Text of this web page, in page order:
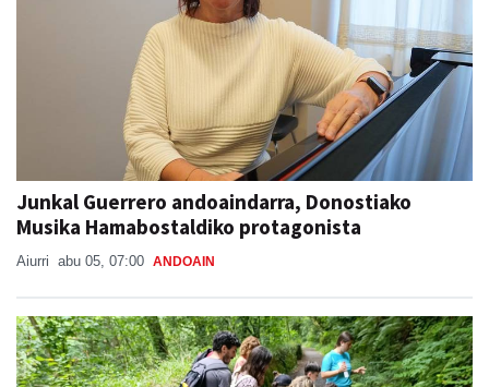
Junkal Guerrero andoaindarra, Donostiako
Musika Hamabostaldiko protagonista
Aiurri abu 05, 07:00 ANDOAIN